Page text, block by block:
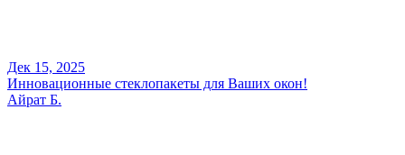
Дек 15, 2025
Инновационные стеклопакеты для Ваших окон!
Айрат Б.